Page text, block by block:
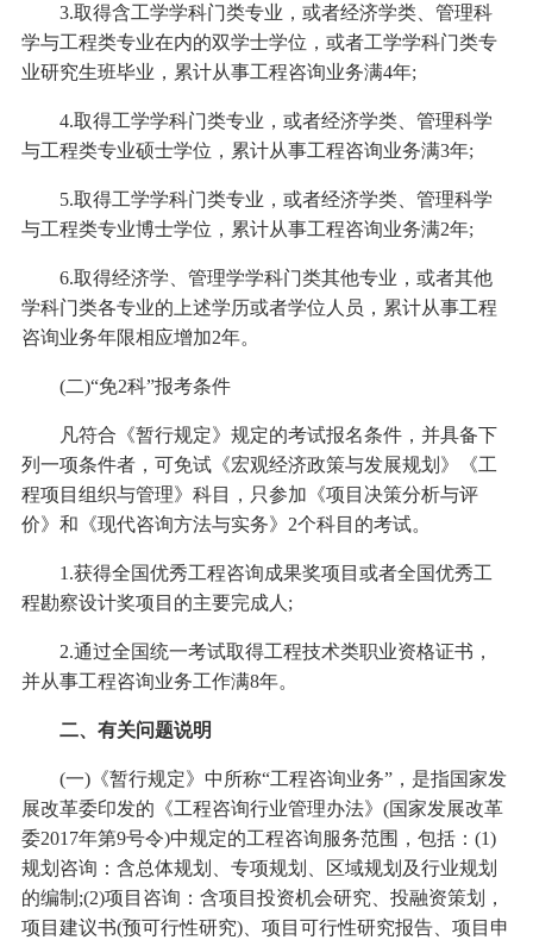
3.取得含工学学科门类专业，或者经济学类、管理科
学与工程类专业在内的双学士学位，或者工学学科门类专
业研究生班毕业，累计从事工程咨询业务满4年;
4.取得工学学科门类专业，或者经济学类、管理科学
与工程类专业硕士学位，累计从事工程咨询业务满3年;
5.取得工学学科门类专业，或者经济学类、管理科学
与工程类专业博士学位，累计从事工程咨询业务满2年;
6.取得经济学、管理学学科门类其他专业，或者其他
学科门类各专业的上述学历或者学位人员，累计从事工程
咨询业务年限相应增加2年。
(二)“免2科”报考条件
凡符合《暂行规定》规定的考试报名条件，并具备下
列一项条件者，可免试《宏观经济政策与发展规划》《工
程项目组织与管理》科目，只参加《项目决策分析与评
价》和《现代咨询方法与实务》2个科目的考试。
1.获得全国优秀工程咨询成果奖项目或者全国优秀工
程勘察设计奖项目的主要完成人;
2.通过全国统一考试取得工程技术类职业资格证书，
并从事工程咨询业务工作满8年。
二、有关问题说明
(一)《暂行规定》中所称“工程咨询业务”，是指国家发
展改革委印发的《工程咨询行业管理办法》(国家发展改革
委2017年第9号令)中规定的工程咨询服务范围，包括：(1)
规划咨询：含总体规划、专项规划、区域规划及行业规划
的编制;(2)项目咨询：含项目投资机会研究、投融资策划，
项目建议书(预可行性研究)、项目可行性研究报告、项目申